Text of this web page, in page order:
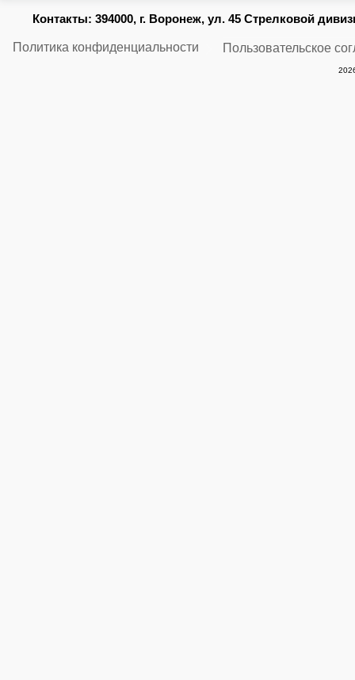
Контакты: 394000, г. Воронеж, ул. 45 Стрелковой
Политика конфиденциальности Пользовательское